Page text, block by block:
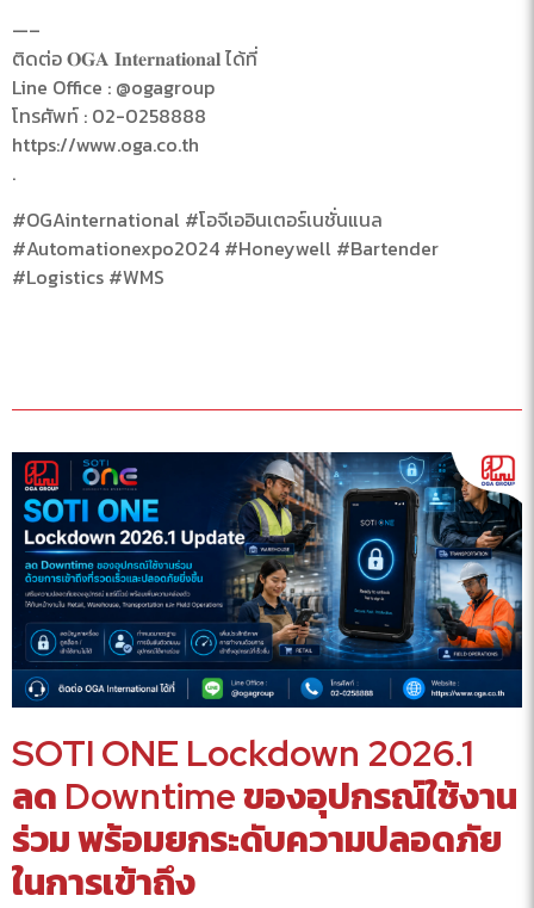
—–
ติดต่อ 𝐎𝐆𝐀 𝐈𝐧𝐭𝐞𝐫𝐧𝐚𝐭𝐢𝐨𝐧𝐚𝐥 ได้ที่
Line Office : @ogagroup
โทรศัพท์ : 02-0258888
https://www.oga.co.th
.
#OGAinternational #โอจีเออินเตอร์เนชั่นแนล
#Automationexpo2024 #Honeywell #Bartender
#Logistics #WMS
SOTI ONE Lockdown 2026.1
ลด Downtime ของอุปกรณ์ใช้งาน
ร่วม พร้อมยกระดับความปลอดภัย
ในการเข้าถึง